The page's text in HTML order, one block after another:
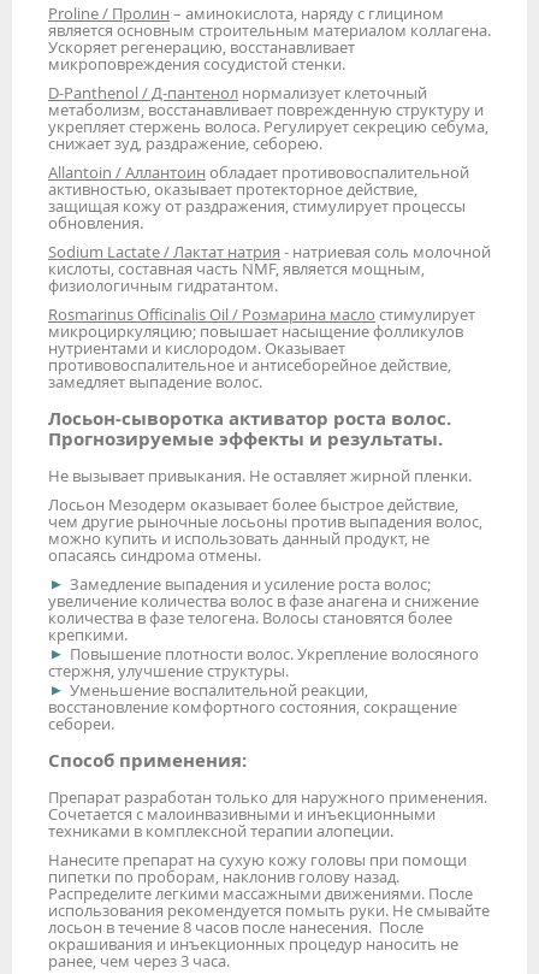
Proline / Пролин – аминокислота, наряду с глицином
является основным строительным материалом коллагена.
Ускоряет регенерацию, восстанавливает
микроповреждения сосудистой стенки.
D-Panthenol / Д-пантенол нормализует клеточный
метаболизм, восстанавливает поврежденную структуру и
укрепляет стержень волоса. Регулирует секрецию себума,
снижает зуд, раздражение, себорею.
Allantoin / Аллантоин обладает противовоспалительной
активностью, оказывает протекторное действие,
защищая кожу от раздражения, стимулирует процессы
обновления.
Sodium Lactate / Лактат натрия - натриевая соль молочной
кислоты, составная часть NMF, является мощным,
физиологичным гидратантом.
Rosmarinus Officinalis Oil / Розмарина масло стимулирует
микроциркуляцию; повышает насыщение фолликулов
нутриентами и кислородом. Оказывает
противовоспалительное и антисеборейное действие,
замедляет выпадение волос.
Лосьон-сыворотка активатор роста волос.
Прогнозируемые эффекты и результаты.
Не вызывает привыкания. Не оставляет жирной пленки.
Лосьон Мезодерм оказывает более быстрое действие,
чем другие рыночные лосьоны против выпадения волос,
можно купить и использовать данный продукт, не
опасаясь синдрома отмены.
Замедление выпадения и усиление роста волос;
увеличение количества волос в фазе анагена и снижение
количества в фазе телогена. Волосы становятся более
крепкими.
Повышение плотности волос. Укрепление волосяного
стержня, улучшение структуры.
Уменьшение воспалительной реакции,
восстановление комфортного состояния, сокращение
себореи.
Способ применения:
Препарат разработан только для наружного применения.
Сочетается с малоинвазивными и инъекционными
техниками в комплексной терапии алопеции.
Нанесите препарат на сухую кожу головы при помощи
пипетки по проборам, наклонив голову назад.
Распределите легкими массажными движениями. После
использования рекомендуется помыть руки. Не смывайте
лосьон в течение 8 часов после нанесения. После
окрашивания и инъекционных процедур наносить не
ранее, чем через 3 часа.